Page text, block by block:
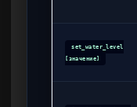
set_water_level
[значение]